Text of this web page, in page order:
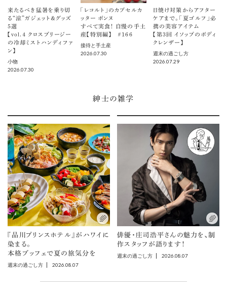
来たるべき猛暑を乗り切
る“涼”ガジェット＆グッズ
5選
【vol.４ クロスブリージー
の冷却ミストハンディファ
ン】
小物
2026.07.30
「レコルト」のカプセルカ
ッター ボンヌ
すべて実食！ 自慢の手土
産【特別編】 ＃166
接待と手土産
2026.07.30
日焼け対策からアフター
ケアまで。「夏ゴルフ」必
携の美容アイテム
【第3回 イソップのボディ
クレンザー】
週末の過ごし方
2026.07.29
紳士の雑学
『品川プリンスホテル』がハワイに
染まる。
本格ブッフェで夏の旅気分を
週末の過ごし方 2026.08.07
俳優・庄司浩平さんの魅力を、制
作スタッフが語ります！
週末の過ごし方 2026.08.07